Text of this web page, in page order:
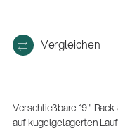
Ausbildung |
Vergleichen
Verschließbare 19"-
auf kugelgelagerten